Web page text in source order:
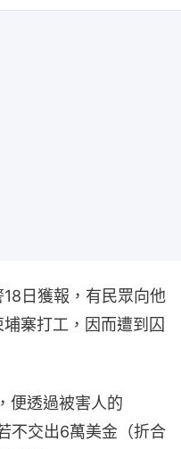
日獲報，有民眾向他
寨打工，因而遭到囚
便透過被害人的
不交出6萬美金（折合